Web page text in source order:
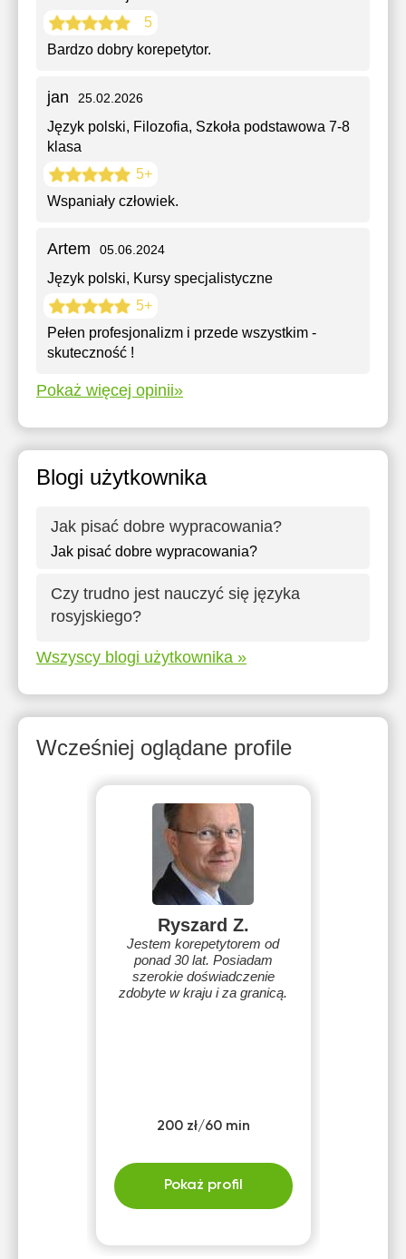
5
Bardzo dobry korepetytor.
jan 25.02.2026
Język polski, Filozofia, Szkoła podstawowa 7-8
klasa
5+
Wspaniały człowiek.
Artem 05.06.2024
Język polski, Kursy specjalistyczne
5+
Pełen profesjonalizm i przede wszystkim -
skuteczność !
Pokaż więcej opinii»
Blogi użytkownika
Jak pisać dobre wypracowania?
Jak pisać dobre wypracowania?
Czy trudno jest nauczyć się języka
rosyjskiego?
Wszyscy blogi użytkownika »
Wcześniej oglądane profile
Ryszard Z.
Jestem korepetytorem od
ponad 30 lat. Posiadam
szerokie doświadczenie
zdobyte w kraju i za granicą.
200 zł/60 min
Pokaż profil